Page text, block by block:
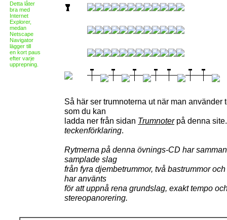
Detta låter
bra med
Internet
Explorer,
medan
Netscape
Navigator
lägger till
en kort paus
efter varje
upprepning.
Så här ser trumnoterna ut när man använder
som du kan
ladda ner från sidan Trumnoterpå denna
teckenförklaring.
Rytmerna på denna övnings-CD har
samplade slag
från fyra djembetrummor, två bastrummor
har använts
för att uppnå rena grundslag, exakt tempo
stereopanorering.